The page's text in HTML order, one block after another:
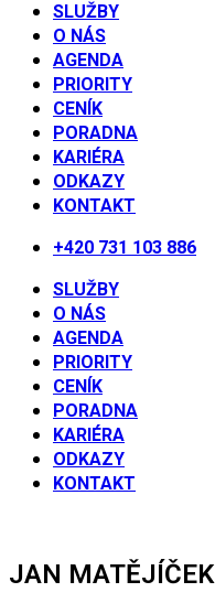
SLUŽBY
O NÁS
AGENDA
PRIORITY
CENÍK
PORADNA
KARIÉRA
ODKAZY
KONTAKT
+420 731 103 886
SLUŽBY
O NÁS
AGENDA
PRIORITY
CENÍK
PORADNA
KARIÉRA
ODKAZY
KONTAKT
JAN MATĚJÍČEK